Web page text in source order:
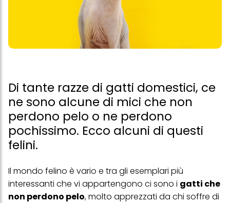
Di tante razze di gatti domestici, ce
ne sono alcune di mici che non
perdono pelo o ne perdono
pochissimo. Ecco alcuni di questi
felini.
Il mondo felino è vario e tra gli esemplari più
interessanti che vi appartengono ci sono i gatti che
non perdono pelo, molto apprezzati da chi soffre di